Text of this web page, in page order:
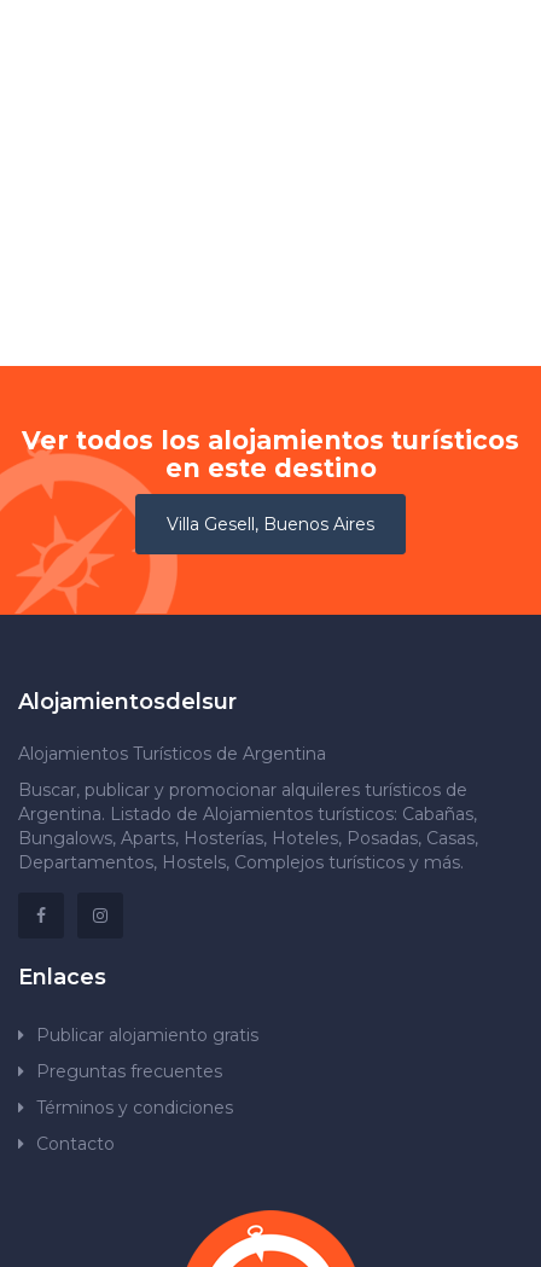
Ver todos los alojamientos turísticos
en este destino
Villa Gesell, Buenos Aires
Alojamientosdelsur
Alojamientos Turísticos de Argentina
Buscar, publicar y promocionar alquileres turísticos de
Argentina. Listado de Alojamientos turísticos: Cabañas,
Bungalows, Aparts, Hosterías, Hoteles, Posadas, Casas,
Departamentos, Hostels, Complejos turísticos y más.
Enlaces
Publicar alojamiento gratis
Preguntas frecuentes
Términos y condiciones
Contacto